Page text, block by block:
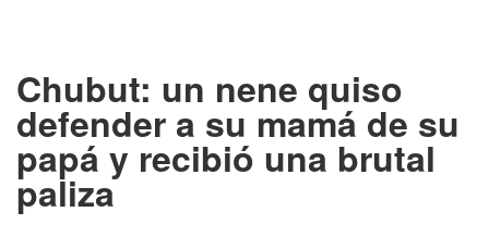
Chubut: un nene quiso
defender a su mamá de su
papá y recibió una brutal
paliza